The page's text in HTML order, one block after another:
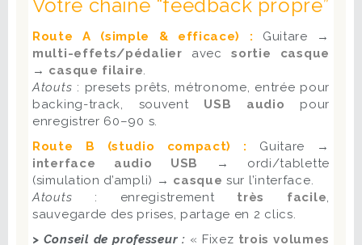
Votre chaîne “feedback propre”
Route A (simple & efficace) :
Guitare →
multi-effets/pédalier avecsortie casque
→ casque filaire.
Atouts : presets prêts, métronome, entrée pour
backing-track, souvent USB audio pour
enregistrer 60–90 s.
Route B (studio compact) : Guitare →
interface audio USB
→ ordi/tablette
(simulation d’ampli) → casque sur l’interface.
Atouts : enregistrement très facile,
sauvegarde des prises, partage en 2 clics.
> Conseil de professeur : « Fixez trois volumes